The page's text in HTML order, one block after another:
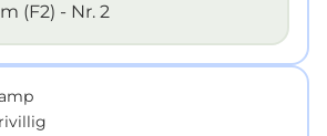
(F2) - Nr. 2